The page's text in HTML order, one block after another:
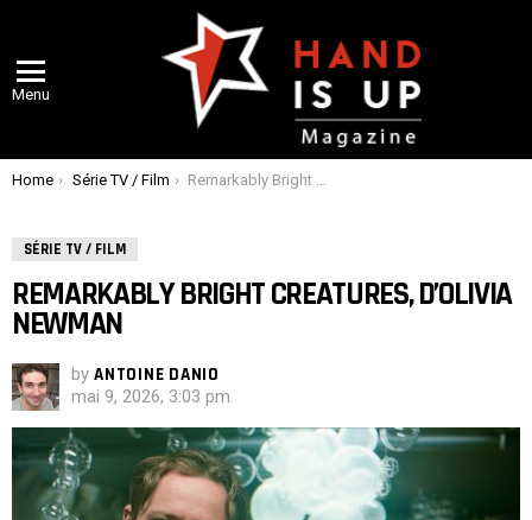
Menu
You are here:
Home Série TV / Film Remarkably Bright Creatures, d’Olivia Newman
SÉRIE TV / FILM
REMARKABLY BRIGHT CREATURES, D’OLIVIA
NEWMAN
by ANTOINE DANIO
mai 9, 2026, 3:03 pm